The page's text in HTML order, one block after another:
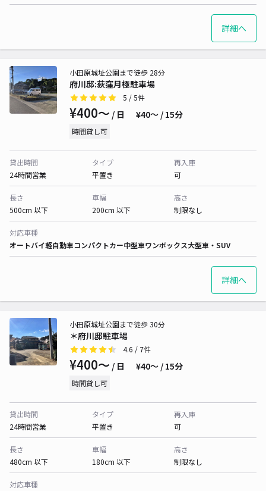
詳細へ
府川邸:荻窪月極駐車場
小田原城址公園まで徒歩 28分
5 / 5件
¥400〜 / 日 ¥40〜 / 15分
時間貸し可
貸出時間
24時間営業
タイプ
平置き
再入庫
可
長さ
500cm 以下
車幅
200cm 以下
高さ
制限なし
対応車種
オートバイ軽自動車コンパクトカー中型車ワンボックス大型車・SUV
詳細へ
＊府川邸駐車場
小田原城址公園まで徒歩 30分
4.6 / 7件
¥400〜 / 日 ¥40〜 / 15分
時間貸し可
貸出時間
24時間営業
タイプ
平置き
再入庫
可
長さ
480cm 以下
車幅
180cm 以下
高さ
制限なし
対応車種